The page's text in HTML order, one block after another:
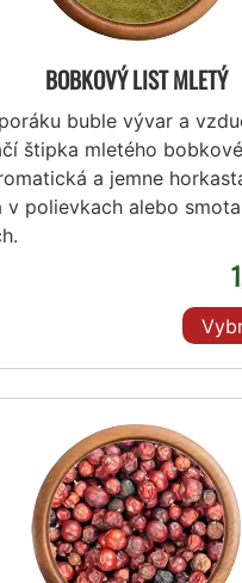
BOBKOVÝ LIST MLETÝ
buble vývar a
štipka mletého
a jemne
v polievkach alebo